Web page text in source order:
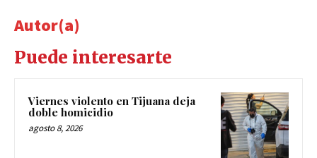
Autor(a)
Puede interesarte
Viernes violento en Tijuana deja
doble homicidio
agosto 8, 2026